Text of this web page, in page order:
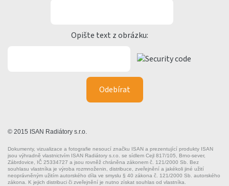
Opište text z obrázku:
© 2015 ISAN Radiátory s.r.o.
Dokumenty, vizualizace a fotografie nesoucí značku ISAN a prezentující produkty ISAN
jsou výhradně vlastnictvím ISAN Radiátory s.r.o. se sídlem Cejl 817/105, Brno-sever,
Zábrdovice, IČ 25334727 a jsou rovněž chráněna zákonem č. 121/2000 Sb. Bez
souhlasu vlastníka je výroba rozmnoženin, distribuce, zveřejnění a jakékoli jiné užití
neoprávněným užitím autorského díla ve smyslu § 40 zákona č. 121/2000 Sb. autorského
zákona. K jejich distribuci či zveřejnění je nutno získat souhlas od vlastníka.